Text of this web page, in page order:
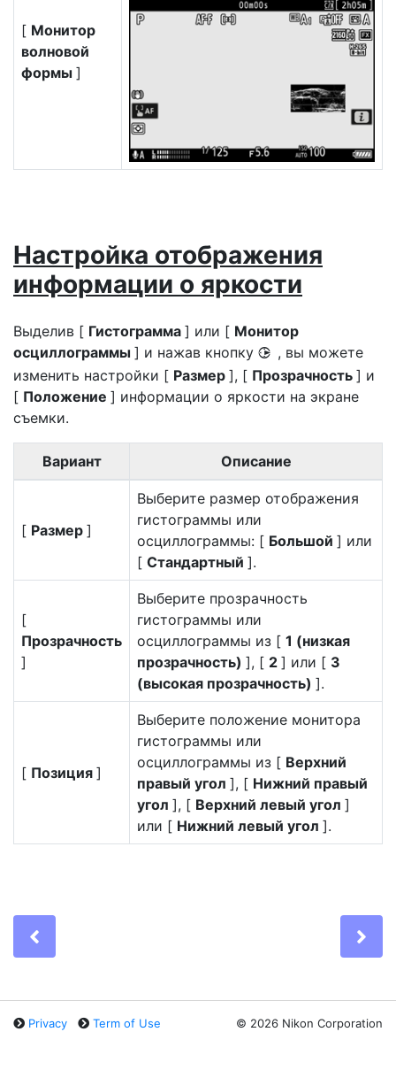
[ Монитор
волновой
формы ]
Настройка отображения
информации о яркости
Выделив [ Гистограмма ] или [ Монитор
осциллограммы ] и нажав кнопку 2 , вы можете
изменить настройки [ Размер ], [ Прозрачность ] и
[ Положение ] информации о яркости на экране
съемки.
Вариант Описание
[ Размер ]
Выберите размер отображения
гистограммы или
осциллограммы: [ Большой ] или
[ Стандартный ].
[
Прозрачность
]
Выберите прозрачность
гистограммы или
осциллограммы из [ 1 (низкая
прозрачность) ], [ 2 ] или [ 3
(высокая прозрачность) ].
[ Позиция ]
Выберите положение монитора
гистограммы или
осциллограммы из [ Верхний
правый угол ], [ Нижний правый
угол ], [ Верхний левый угол ]
или [ Нижний левый угол ].
Privacy Term of Use © 2026 Nikon Corporation